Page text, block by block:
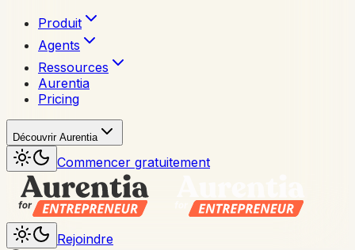
Produit
Agents
Ressources
Aurentia
Pricing
Découvrir Aurentia
Commencer gratuitement
Rejoindre